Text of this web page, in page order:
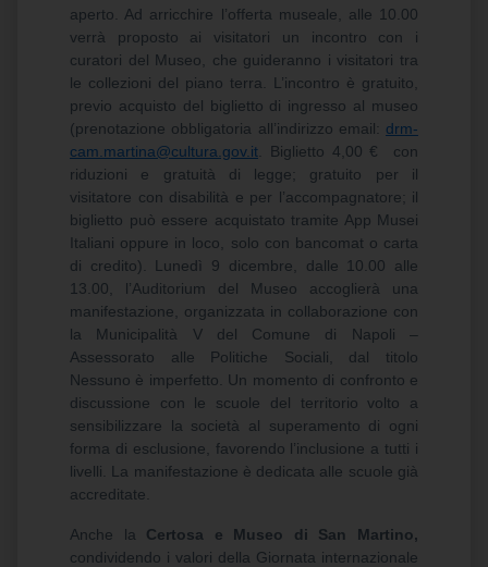
aperto. Ad arricchire l’offerta museale, alle 10.00
verrà proposto ai visitatori un incontro con i
curatori del Museo, che guideranno i visitatori tra
le collezioni del piano terra. L’incontro è gratuito,
previo acquisto del biglietto di ingresso al museo
(prenotazione obbligatoria all’indirizzo email: drm-
cam.martina@cultura.gov.it . Biglietto 4,00 € con
riduzioni e gratuità di legge; gratuito per il
visitatore con disabilità e per l’accompagnatore; il
biglietto può essere acquistato tramite App Musei
Italiani oppure in loco, solo con bancomat o carta
di credito). Lunedì 9 dicembre, dalle 10.00 alle
13.00, l’Auditorium del Museo accoglierà una
manifestazione, organizzata in collaborazione con
la Municipalità V del Comune di Napoli –
Assessorato alle Politiche Sociali, dal titolo
Nessuno è imperfetto. Un momento di confronto e
discussione con le scuole del territorio volto a
sensibilizzare la società al superamento di ogni
forma di esclusione, favorendo l’inclusione a tutti i
livelli. La manifestazione è dedicata alle scuole già
accreditate.
Anche la Certosa e Museo di San Martino,
condividendo i valori della Giornata internazionale